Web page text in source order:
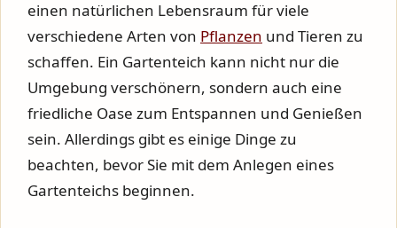
einen natürlichen Lebensraum für viele
verschiedene Arten von Pflanzen und Tieren zu
schaffen. Ein Gartenteich kann nicht nur die
Umgebung verschönern, sondern auch eine
friedliche Oase zum Entspannen und Genießen
sein. Allerdings gibt es einige Dinge zu
beachten, bevor Sie mit dem Anlegen eines
Gartenteichs beginnen.